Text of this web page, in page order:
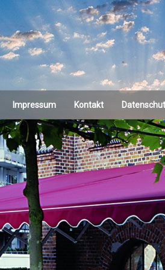
Impressum Kontakt